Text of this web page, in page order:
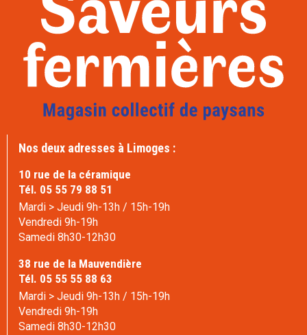
Nos deux adresses à Limoges :
10 rue de la céramique
Tél. 05 55 79 88 51
Mardi > Jeudi 9h-13h / 15h-19h
Vendredi 9h-19h
Samedi 8h30-12h30
38 rue de la Mauvendière
Tél. 05 55 55 88 63
Mardi > Jeudi 9h-13h / 15h-19h
Vendredi 9h-19h
Samedi 8h30-12h30